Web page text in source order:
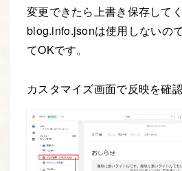
変更できたら上書き保存して
blog.info.jsonは使用しないの
てOKです。
カスタマイズ画面で反映を確